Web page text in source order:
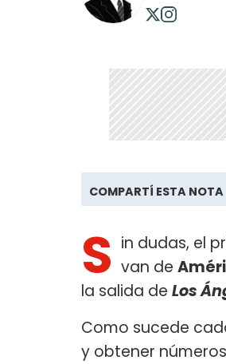
COMPARTÍ ESTA NOTA
S in dudas, el
van de
la salida de Los
Como sucede
y obtener